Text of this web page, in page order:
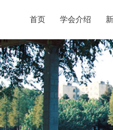
首页 学会介绍